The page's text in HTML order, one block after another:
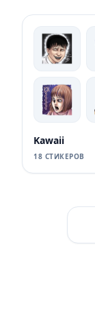
Kawaii
18 СТИКЕРОВ